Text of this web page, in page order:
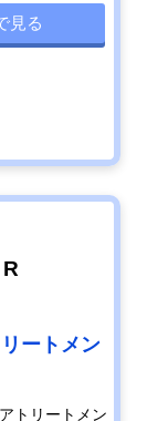
見る
ートメン
トリートメン